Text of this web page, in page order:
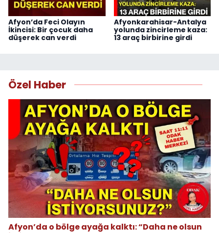
Afyon’da Feci Olayın
İkincisi: Bir çocuk daha
düşerek can verdi
Afyonkarahisar-Antalya
yolunda zincirleme kaza:
13 araç birbirine girdi
Özel Haber
Afyon’da o bölge ayağa kalktı: “Daha ne olsun